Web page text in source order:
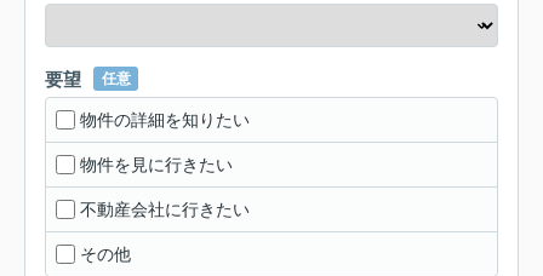
要望 任意
物件の詳細を知りたい
物件を見に行きたい
不動産会社に行きたい
その他